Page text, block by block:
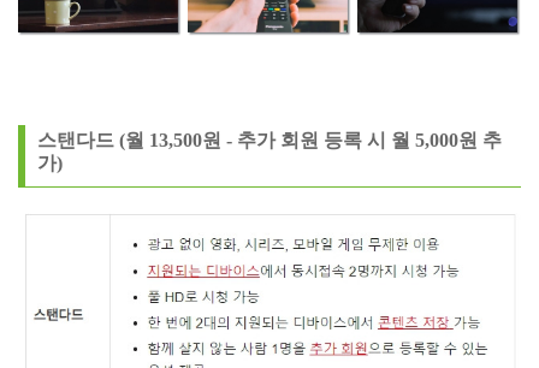
스탠다드 (월 13,500원 - 추가 회원 등록 시 월 5,000원 추
가)